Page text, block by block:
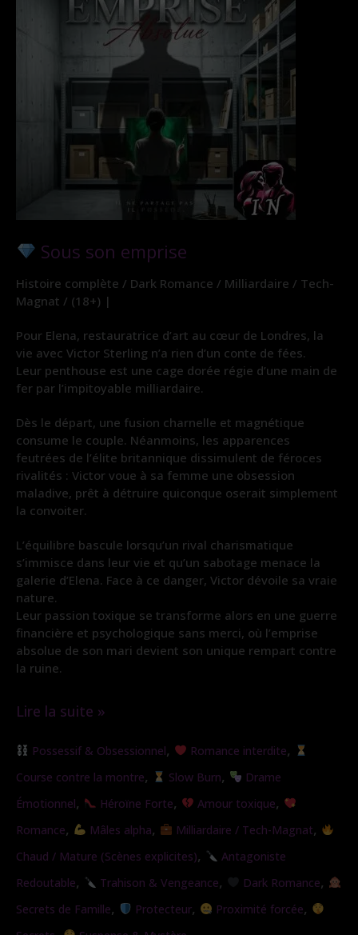
Sous son emprise
Histoire complète / Dark Romance / Milliardaire / Tech-
Magnat / (18+) |
Pour Elena, restauratrice d’art au cœur de Londres, la
vie avec Victor Sterling n’a rien d’un conte de fées.
Leur penthouse est une cage dorée régie d’une main de
fer par l’impitoyable milliardaire.
Dès le départ, une fusion charnelle et magnétique
consume le couple. Néanmoins, les apparences
feutrées de l’élite britannique dissimulent de féroces
rivalités : Victor voue à sa femme une obsession
maladive, prêt à détruire quiconque oserait simplement
la convoiter.
L’équilibre bascule lorsqu’un rival charismatique
s’immisce dans leur vie et qu’un sabotage menace la
galerie d’Elena. Face à ce danger, Victor dévoile sa vraie
nature.
Leur passion toxique se transforme alors en une guerre
financière et psychologique sans merci, où l’emprise
absolue de son mari devient son unique rempart contre
la ruine.
Lire la suite »
Possessif & Obsessionnel, Romance interdite,
Course contre la montre, Slow Burn,
Drame
Émotionnel, Héroïne Forte, Amour toxique,
Romance, Mâles alpha, Milliardaire / Tech-Magnat,
Chaud / Mature (Scènes explicites),
Antagoniste
Redoutable, Trahison & Vengeance, Dark Romance,
Secrets de Famille, Protecteur, Proximité forcée,